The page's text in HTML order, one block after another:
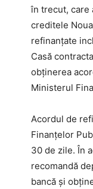
în trecut, care
creditele
refinanțate
Casă
obținerea
Ministerul
Acordul de
Finanțelor
30 de zile. În
recomandă
bancă și